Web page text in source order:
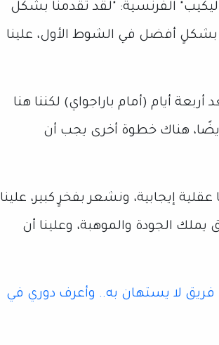
الفرنسية: "لقد تقدمنا بشكل
بشكلٍ أفضل في الشوط الأول، علينا
أيام (أمام باراجواي) لكننا هنا
أيضًا، هناك خطوة أخرى يجب أن
عقلية إيجابية، ونشعر بفخرٍ كبير، علينا
يملك الجودة والموهبة، وعلينا أن
فريق لا يستهان به.. وأعرف دوري في